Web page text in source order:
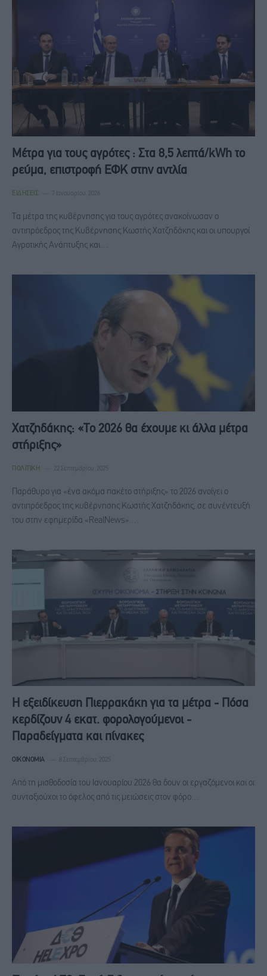
Μέτρα για τους αγρότες : Στα 8,5 λεπτά/kWh το
ρεύμα, επιστροφή ΕΦΚ στην αντλία
ΕΙΔΉΣΕΙΣ 7 Ιανουαρίου, 2026
Τα μέτρα της κυβέρνησης για τους αγρότες ανακοίνωσαν ο
αντιπρόεδρος της Κυβέρνησης Κωστής Χατζηδάκης και οι υπουργοί
Αγροτικής Ανάπτυξης και…
Χατζηδάκης: «Το 2026 θα έχουμε κι άλλα μέτρα
στήριξης»
ΠΟΛΙΤΙΚΉ 22 Σεπτεμβρίου, 2025
Παράθυρο για «ένα ακόμα πακέτο στήριξης» το 2026 ανοίγει ο
αντιπρόεδρος της κυβέρνησης Κωστής Χατζηδάκης, σε συνέντευξή
του στην εφημερίδα «RealNews».…
Η εξειδίκευση Πιερρακάκη για τα μέτρα - Πόσα
κερδίζουν 4 εκατ. φορολογούμενοι -
Παραδείγματα και πίνακες
ΟΙΚΟΝΟΜΊΑ 8 Σεπτεμβρίου, 2025
Από τη μισθοδοσία του Ιανουαρίου 2026 θα δουν οι εργαζόμενοι και οι
συνταξιούχοι το όφελος από τις μειώσεις στον φόρο…